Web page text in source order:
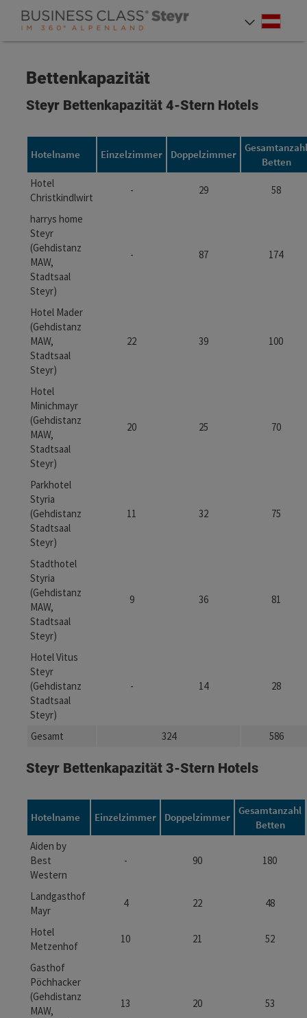
Zum InhaltAccesskey
[0]
Zur NavigationAccesskey
[1]
Zum Seitenanfang Accesskey
[2]
Bettenkapazität
Steyr Bettenkapazität 4-Stern Hotels
Hotelname Einzelzimmer Doppelzimmer
Gesamtanzahl
Betten
Hotel
Christkindlwirt
- 29 58
harrys home
Steyr
(Gehdistanz
MAW,
Stadtsaal
Steyr)
- 87 174
Hotel Mader
(Gehdistanz
MAW,
Stadtsaal
Steyr)
22 39 100
Hotel
Minichmayr
(Gehdistanz
MAW,
Stadtsaal
Steyr)
20 25 70
Parkhotel
Styria
(Gehdistanz
Stadtsaal
Steyr)
11 32 75
Stadthotel
Styria
(Gehdistanz
MAW,
Stadtsaal
Steyr)
9 36 81
Hotel Vitus
Steyr
(Gehdistanz
Stadtsaal
Steyr)
- 14 28
Gesamt 324 586
Steyr Bettenkapazität 3-Stern Hotels
Hotelname Einzelzimmer Doppelzimmer
Gesamtanzahl
Betten
Aiden by
Best
Western
- 90 180
Landgasthof
Mayr
4 22 48
Hotel
Metzenhof
10 21 52
Gasthof
Pöchhacker
(Gehdistanz
MAW,
13 20 53